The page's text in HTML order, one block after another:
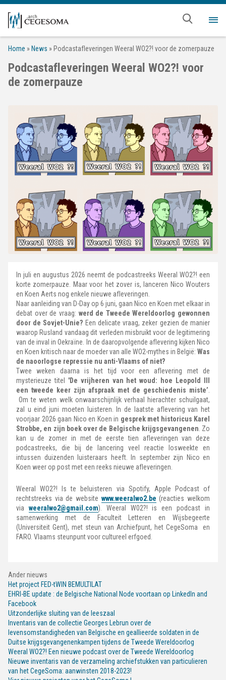
Overslaan en naar de inhoud gaan
Home » News » Podcastafleveringen Weeral WO2?! voor de zomerpauze
Podcastafleveringen Weeral WO2?! voor
de zomerpauze
In juli en augustus 2026 neemt de podcastreeks Weeral WO2?! een
korte zomerpauze. Maar voor het zover is, lanceren Nico Wouters
en Koen Aerts nog enkele nieuwe afleveringen.
Naar aanleiding van D-Day op 6 juni, gaan Nico en Koen met elkaar in
debat over de vraag: werd de Tweede Wereldoorlog gewonnen
door de Sovjet-Unie? Een delicate vraag, zeker gezien de manier
waarop Rusland vandaag dit verleden misbruikt voor de legitimering
van de inval in Oekraïne. In de daaropvolgende aflevering kijken Nico
en Koen kritisch naar de moeder van alle WO2-mythes in België: Was
de naoorlogse repressie nu anti-Vlaams of niet?
Twee weken daarna is het tijd voor een aflevering met de
mysterieuze titel 'De vrijheren van het woud: hoe Leopold III
een tweede keer zijn afspraak met de geschiedenis miste’
Om te weten welk onwaarschijnlijk verhaal hierachter schuilgaat,
zal u eind juni moeten luisteren. In de laatste aflevering van het
voorjaar 2026 gaan Nico en Koen in gesprek met historicus Karel
Strobbe, en zijn boek over de Belgische krijgsgevangenen . Zo
kan u de zomer in met de eerste tien afleveringen van deze
podcastreeks, die bij de lancering veel reactie losweekte en
intussen duizenden luisteraars heeft. In september zijn Nico en
Koen weer op post met een reeks nieuwe afleveringen.
Weeral WO2?! Is te beluisteren via Spotify, Apple Podcast of
rechtstreeks via de website www.weeralwo2.be (reacties welkom
via weeralwo2@gmail.com). Weeral W02?! is een podcast in
samenwerking met de Faculteit Letteren en Wijsbegeerte
(Universiteit Gent), met steun van Archiefpunt, het CegeSoma en
FARO. Vlaams steunpunt voor cultureel erfgoed.
Ander nieuws
Het project FED-tWIN BEMULTILAT
EHRI-BE update : de Belgische National Node voortaan op LinkedIn and
Facebook
Uitzonderlijke sluiting van de leeszaal
Inventaris van de collectie Georges Lebrun over de
levensomstandigheden van Belgische en geallieerde soldaten in de
Duitse krijgsgevangenenkampen tijdens de Tweede Wereldoorlog
Weeral WO2?! Een nieuwe podcast over de Tweede Wereldoorlog
Nieuwe inventaris van de verzameling archiefstukken van particulieren
van het CegeSoma: aanwinsten 2018-2023!